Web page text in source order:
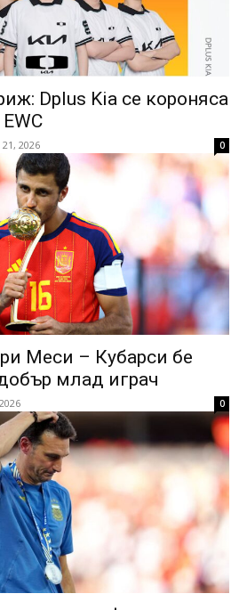
Dplus Kia се короняса
2026 0
Меси – Кубарси бе
млад играч
0